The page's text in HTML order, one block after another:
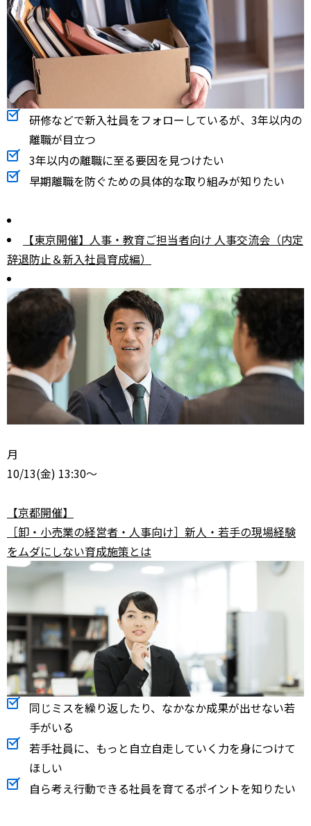
研修などで新入社員をフォローしているが、3年以内の
離職が目立つ
3年以内の離職に至る要因を見つけたい
早期離職を防ぐための具体的な取り組みが知りたい
【東京開催】人事・教育ご担当者向け 人事交流会（内定
辞退防止＆新入社員育成編）
月
10/13(金) 13:30～
【京都開催】
［卸・小売業の経営者・人事向け］新人・若手の現場経験
をムダにしない育成施策とは
同じミスを繰り返したり、なかなか成果が出せない若
手がいる
若手社員に、もっと自立自走していく力を身につけて
ほしい
自ら考え行動できる社員を育てるポイントを知りたい